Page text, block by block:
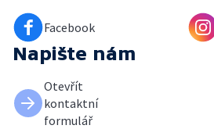
Facebook
Napište nám
Otevřít
kontaktní
formulář